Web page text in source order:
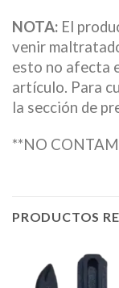
NOTA: El
venir
esto no afecta
artículo. Para
la sección de
**NO
PRODUCTOS